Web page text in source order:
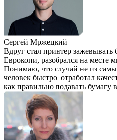
Сергей Мржецкий
Вдруг стал принтер зажевывать
Еврокопи, разобрался на месте
Понимаю, что случай не из
человек быстро, отработал
как правильно подавать бумагу